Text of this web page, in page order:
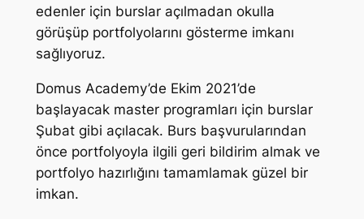
edenler için burslar açılmadan okulla
görüşüp portfolyolarını gösterme imkanı
sağlıyoruz.
Domus Academy’de Ekim 2021’de
başlayacak master programları için burslar
Şubat gibi açılacak. Burs başvurularından
önce portfolyoyla ilgili geri bildirim almak ve
portfolyo hazırlığını tamamlamak güzel bir
imkan.